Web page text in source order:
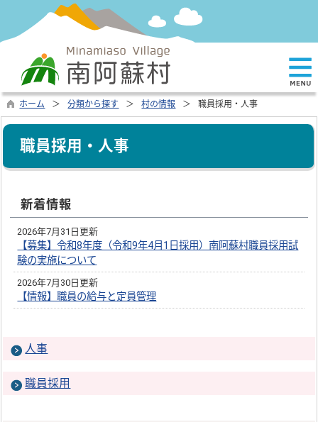
ホーム 分類から探す 村の情報 職員採用・人事
職員採用・人事
新着情報
2026年7月31日更新
【募集】令和8年度（令和9年4月1日採用）南阿蘇村職員採用試
験の実施について
2026年7月30日更新
【情報】職員の給与と定員管理
人事
職員採用